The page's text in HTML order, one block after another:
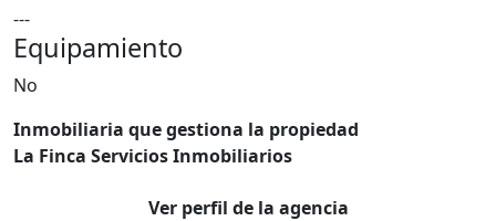
---
Equipamiento
No
Inmobiliaria que gestiona la propiedad
La Finca Servicios Inmobiliarios
Ver perfil de la agencia